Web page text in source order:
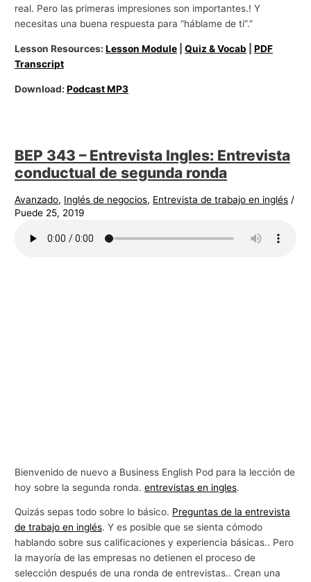
real. Pero las primeras impresiones son importantes.! Y
necesitas una buena respuesta para “háblame de ti”.”
Lesson Resources:Lesson Module |Quiz & Vocab |PDF
Transcript
Download:Podcast MP3
BEP 343 – Entrevista Ingles: Entrevista
conductual de segunda ronda
Avanzado, Inglés de negocios, Entrevista de trabajo en inglés /
Puede 25, 2019
Bienvenido de nuevo a Business English Pod para la lección de
hoy sobre la segunda ronda.entrevistas en ingles.
Quizás sepas todo sobre lo básico. Preguntas de la entrevista
de trabajo en inglés. Y es posible que se sienta cómodo
hablando sobre sus calificaciones y experiencia básicas.. Pero
la mayoría de las empresas no detienen el proceso de
selección después de una ronda de entrevistas.. Crean una